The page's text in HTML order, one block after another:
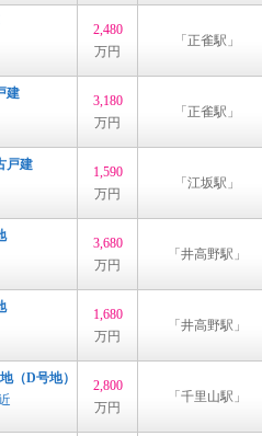
2,480
万円
「正雀駅」
建
3,180
万円
「正雀駅」
戸建
1,590
万円
「江坂駅」
3,680
万円
「井高野駅」
1,680
万円
「井高野駅」
（D号地）
2,800
万円
「千里山駅」